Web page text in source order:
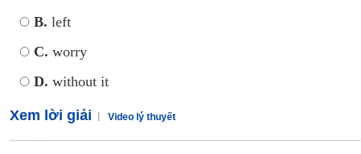
B. left
C. worry
D. without it
Xem lời giải Video lý thuyết